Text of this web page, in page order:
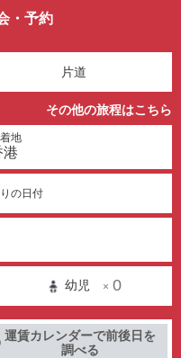
・予約
片道
その他の旅程はこちら
地
港
の日付
幼児 × 0
運賃カレンダーで前後日を
調べる